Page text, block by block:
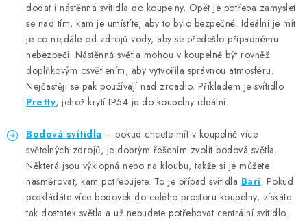
dodat i nástěnná svítidla do koupelny. Opět je potřeba zamyslet
se nad tím, kam je umístíte, aby to bylo bezpečné. Ideální je mít
je co nejdále od zdrojů vody, aby se předešlo případnému
nebezpečí. Nástěnná světla mohou v koupelně být rovněž
doplňkovým osvětlením, aby vytvořila správnou atmosféru.
Nejčastěji se pak používají nad zrcadlo. Příkladem je svítidlo
Pretty, jehož krytí IP54 je do koupelny ideální.
Bodová svítidla – pokud chcete mít v koupelně více
světelných zdrojů, je dobrým řešením zvolit bodová světla.
Některá jsou výklopná nebo na kloubu, takže si je můžete
nasměrovat, kam potřebujete. To je případ svítidla Bari. Pokud
poskládáte více bodovek do celého prostoru koupelny, získáte
tak dostatek světla a už nebudete potřebovat centrální svítidlo.